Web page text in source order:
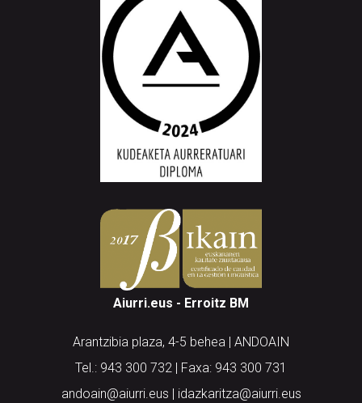
Aiurri.eus - Erroitz BM
Arantzibia plaza, 4-5 behea | ANDOAIN
Tel.: 943 300 732 | Faxa: 943 300 731
andoain@aiurri.eus | idazkaritza@aiurri.eus